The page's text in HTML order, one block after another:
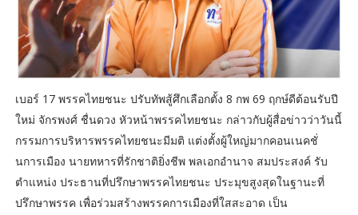
เบอร์ 17 พรรคไทยชนะ ปรับทัพสู้ศึกเลือกตั้ง 8 กพ 69 ฤกษ์ดีต้อนรับปี
ใหม่ จักรพงศ์ ชื่นดวง หัวหน้าพรรคไทยชนะ กล่าวกับผู้สื่อข่าวว่าวันนี้
กรรมการบริหารพรรคไทยชนะมีมติ แต่งตั้งผู้ใหญ่มากคอนเนคชั่
นการเมือง นายทหารที่รักชาติยิ่งชีพ พลเอกอำนาจ สมประสงค์ รับ
ตำแหน่ง ประธานที่ปรึกษาพรรคไทยชนะ ประมุขสูงสุดในฐานะที่
ปรึกษาพรรค เพื่อร่วมสร้างพรรคการเมืองที่ใสสะอาด เป็น